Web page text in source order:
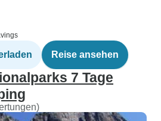
Reise ansehen
7 Tage